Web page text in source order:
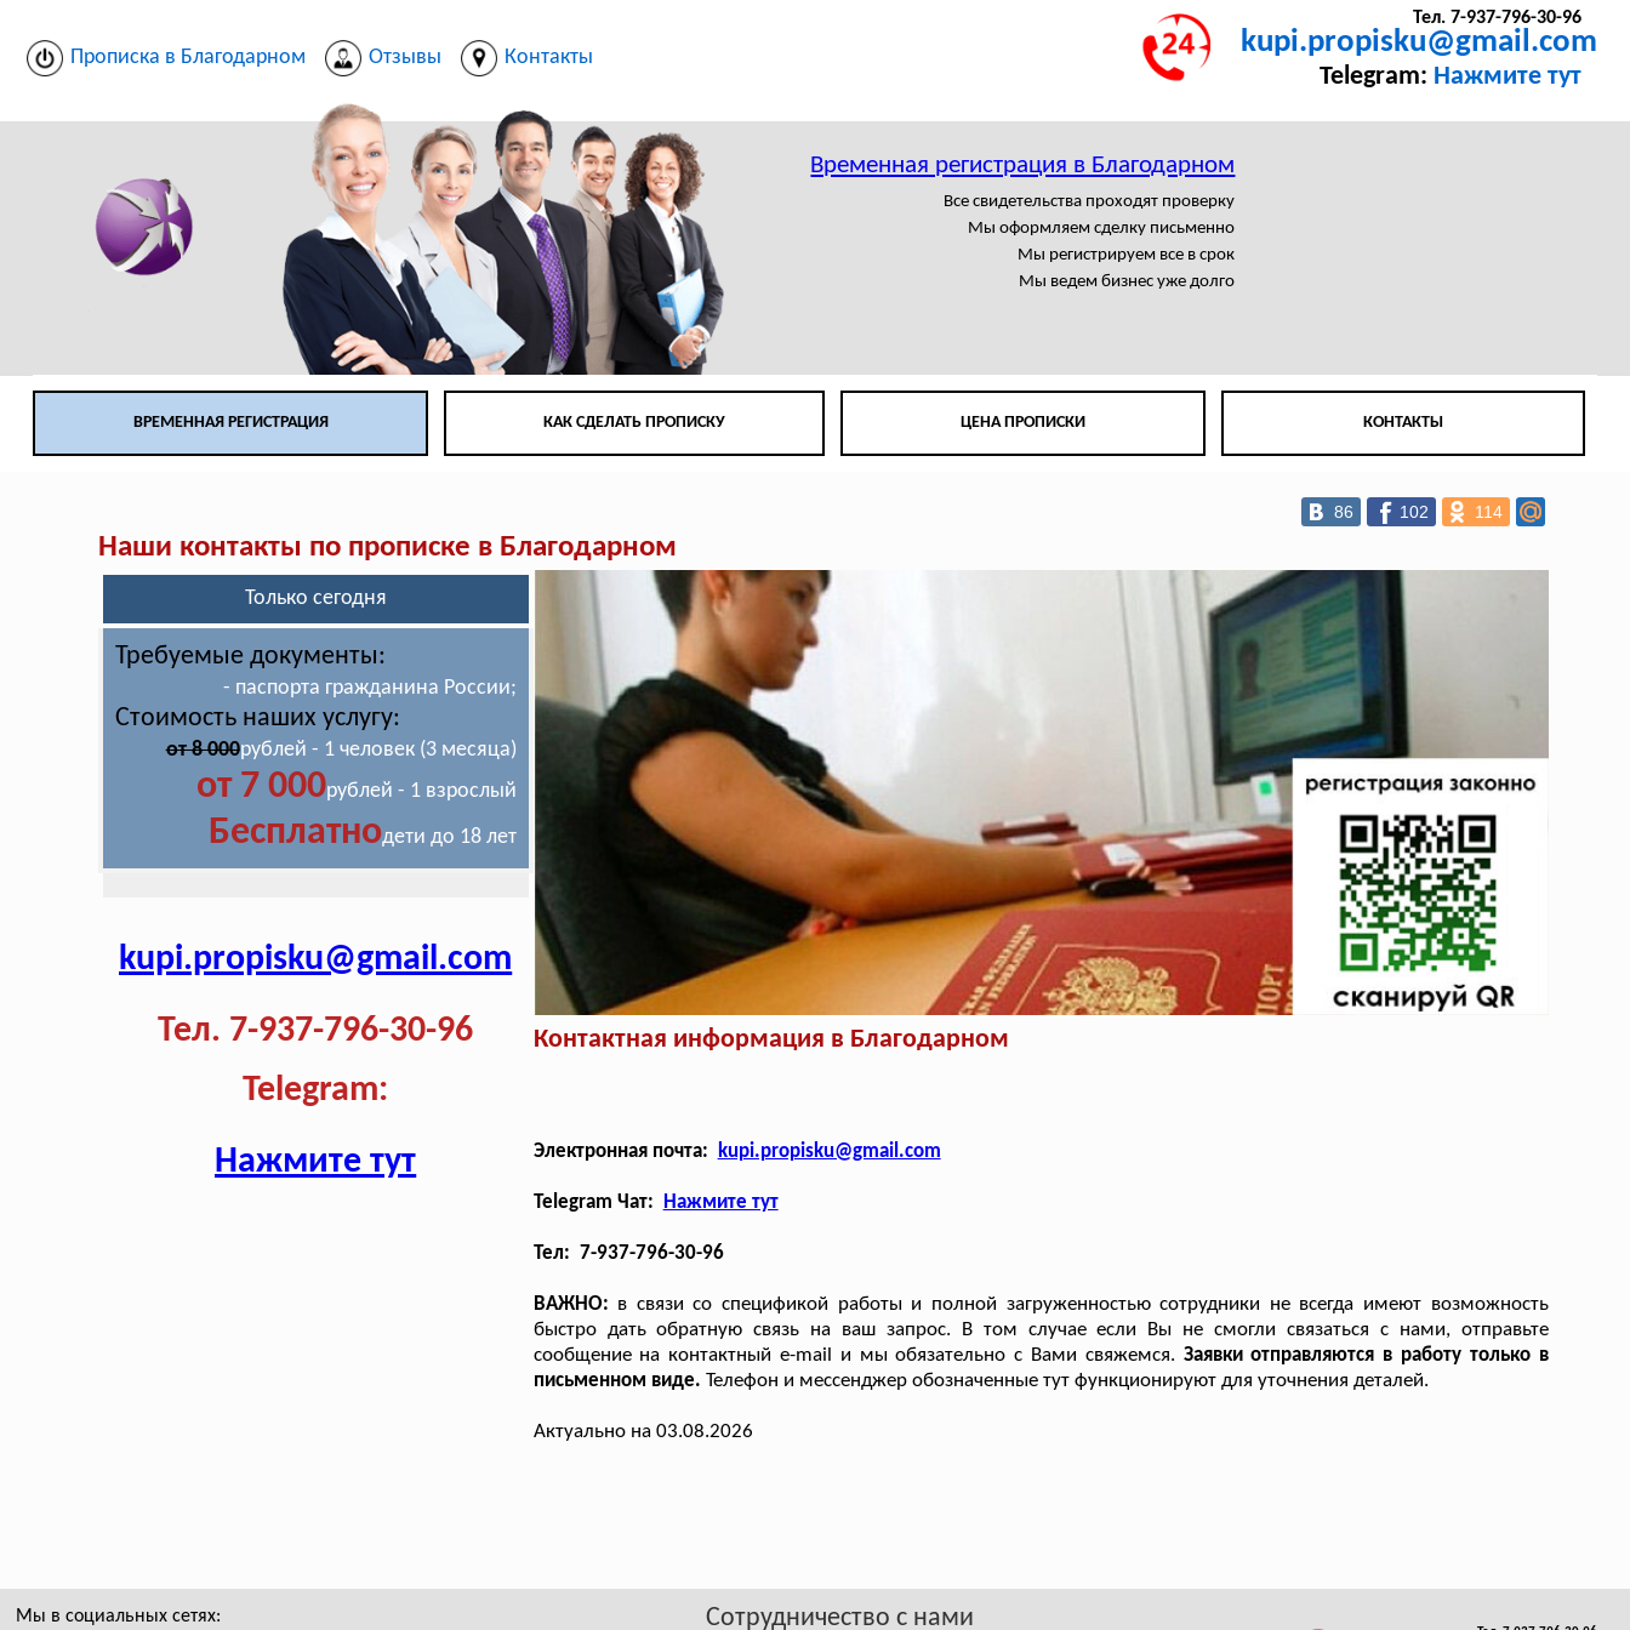
Прописка в Благодарном Отзывы Контакты
Тел. 7-937-796-30-96
kupi.propisku@gmail.com
Telegram: Нажмите тут
Временная регистрация в Благодарном
Все свидетельства проходят проверку
Мы оформляем сделку письменно
Мы регистрируем все в срок
Мы ведем бизнес уже долго
ВРЕМЕННАЯ РЕГИСТРАЦИЯ КАК СДЕЛАТЬ ПРОПИСКУ ЦЕНА ПРОПИСКИ КОНТАКТЫ
86 102 114
Наши контакты по прописке в Благодарном
Только сегодня
Требуемые документы:
- паспорта гражданина России;
Стоимость наших услугу:
от 8 000рублей - 1 человек (3 месяца)
от 7 000рублей - 1 взрослый
Бесплатнодети до 18 лет
kupi.propisku@gmail.com
Тел. 7-937-796-30-96
Telegram:
Нажмите тут
Контактная информация в Благодарном
Электронная почта: kupi.propisku@gmail.com
Telegram Чат: Нажмите тут
Тел: 7-937-796-30-96
ВАЖНО: в связи со спецификой работы и полной загруженностью сотрудники не всегда имеют возможность
быстро дать обратную связь на ваш запрос. В том случае если Вы не смогли связаться с нами, отправьте
сообщение на контактный e-mail и мы обязательно с Вами свяжемся. Заявки отправляются в работу только в
письменном виде. Телефон и мессенджер обозначенные тут функционируют для уточнения деталей.
Актуально на 03.08.2026
Мы в социальных сетях: Сотрудничество с нами